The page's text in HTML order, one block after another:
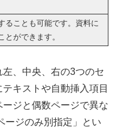
ることも可能です。資料に
とができます。
、中央、右の3つのセ
キストや自動挿入項目
ジと偶数ページで異な
ージのみ別指定」とい